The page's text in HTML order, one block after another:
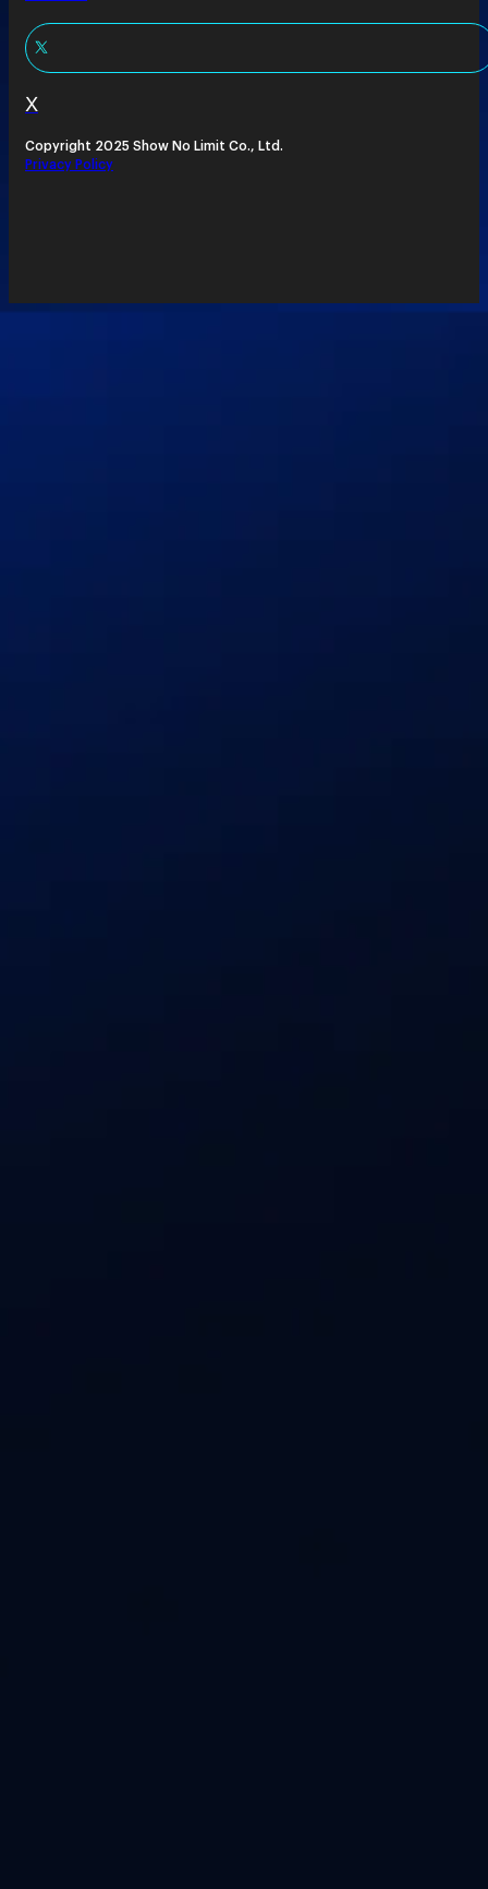
X
Copyright 2025 Show No Limit Co., Ltd.
Privacy Policy